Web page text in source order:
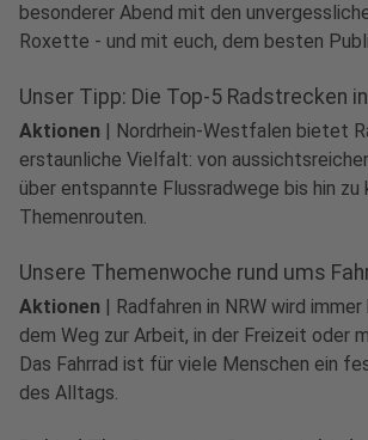
besonderer Abend mit den
Roxette - und mit euch, dem besten
Unser Tipp: Die Top-5 Radstrecken in
Aktionen | Nordrhein-Westfalen bietet
erstaunliche Vielfalt: von
über entspannte Flussradwege bis hin
Themenrouten.
Unsere Themenwoche rund ums
Aktionen | Radfahren in NRW wird
dem Weg zur Arbeit, in der Freizeit oder
Das Fahrrad ist für viele Menschen ein
des Alltags.